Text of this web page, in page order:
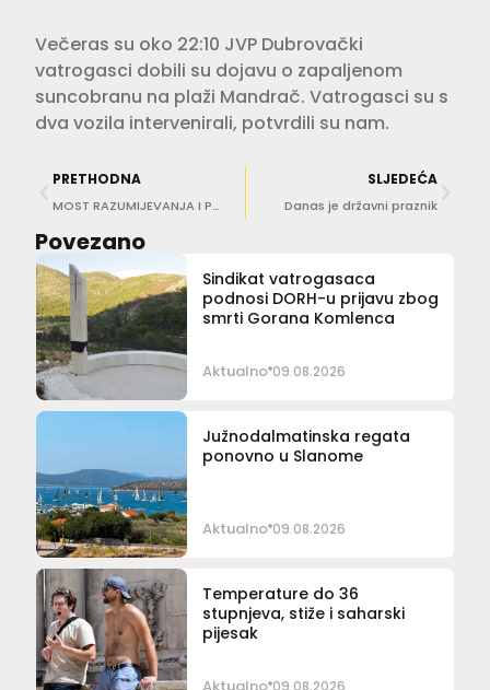
Večeras su oko 22:10 JVP Dubrovački
vatrogasci dobili su dojavu o zapaljenom
suncobranu na plaži Mandrač. Vatrogasci su s
dva vozila intervenirali, potvrdili su nam.
PRETHODNA
MOST RAZUMIJEVANJA I PODRŠKE U OŠ Marina Držića stigla komunikacijska ploča
SLJEDEĆA
Danas je državni praznik
Povezano
Sindikat vatrogasaca
podnosi DORH-u prijavu zbog
smrti Gorana Komlenca
Aktualno 09.08.2026
Južnodalmatinska regata
ponovno u Slanome
Aktualno 09.08.2026
Temperature do 36
stupnjeva, stiže i saharski
pijesak
09.08.2026